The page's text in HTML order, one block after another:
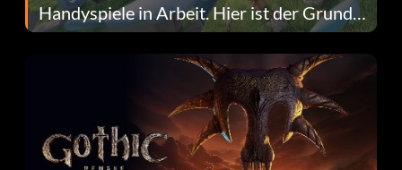
Handyspiele in Arbeit. Hier ist der Grund
dafür.